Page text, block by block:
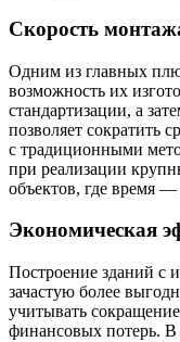
Скорость
Одним из главных
возможность их
стандартизации, а
позволяет сократить
с традиционными
при реализации
объектов, где время
Экономическая
Построение зданий с
зачастую более
учитывать
финансовых потерь. В